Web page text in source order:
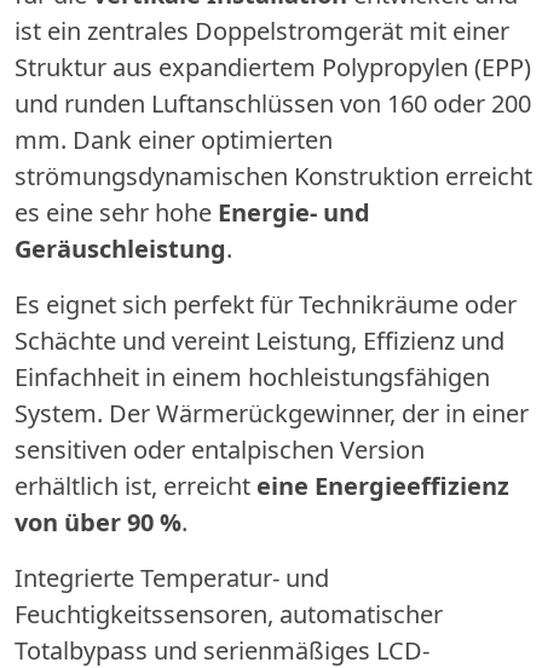
ist ein zentrales Doppelstromgerät mit einer
Struktur aus expandiertem Polypropylen (EPP)
und runden Luftanschlüssen von 160 oder 200
mm. Dank einer optimierten
strömungsdynamischen Konstruktion erreicht
es eine sehr hohe Energie- und
Geräuschleistung.
Es eignet sich perfekt für Technikräume oder
Schächte und vereint Leistung, Effizienz und
Einfachheit in einem hochleistungsfähigen
System. Der Wärmerückgewinner, der in einer
sensitiven oder entalpischen Version
erhältlich ist, erreicht eine Energieeffizienz
von über 90 %.
Integrierte Temperatur- und
Feuchtigkeitssensoren, automatischer
Totalbypass und serienmäßiges LCD-